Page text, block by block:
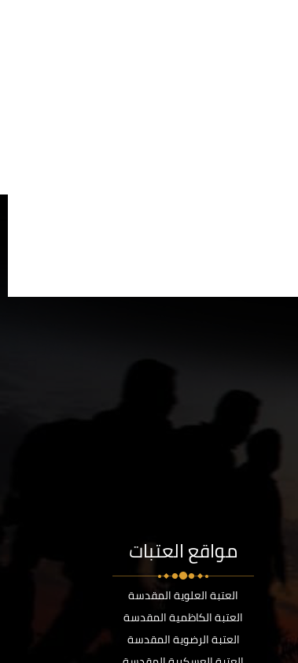
مواقع العتبات
العتبة العلوية المقدسة
العتبة الكاظمية المقدسة
العتبة الرضوية المقدسة